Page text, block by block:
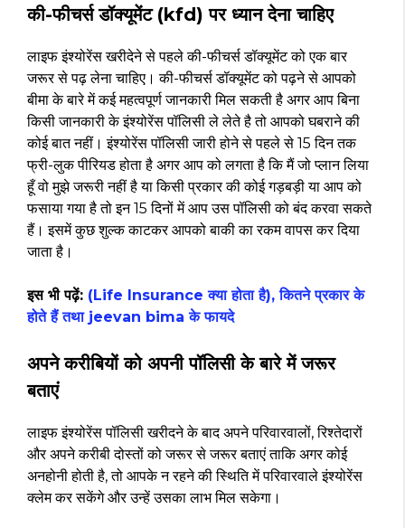
की-फीचर्स डॉक्यूमेंट (kfd) पर ध्यान देना चाहिए
लाइफ इंश्योरेंस खरीदेने से पहले की-फीचर्स डॉक्यूमेंट को एक बार
जरूर से पढ़ लेना चाहिए। की-फीचर्स डॉक्यूमेंट को पढ़ने से आपको
बीमा के बारे में कई महत्वपूर्ण जानकारी मिल सकती है अगर आप बिना
किसी जानकारी के इंश्योरेंस पॉलिसी ले लेते है तो आपको घबराने की
कोई बात नहीं। इंश्योरेंस पॉलिसी जारी होने से पहले से 15 दिन तक
फ्री-लुक पीरियड होता है अगर आप को लगता है कि मैं जो प्लान लिया
हूँ वो मुझे जरूरी नहीं है या किसी प्रकार की कोई गड़बड़ी या आप को
फसाया गया है तो इन 15 दिनों में आप उस पॉलिसी को बंद करवा सकते
हैं। इसमें कुछ शुल्क काटकर आपको बाकी का रकम वापस कर दिया
जाता है।
इस भी पढ़ें: (Life Insurance क्या होता है), कितने प्रकार के
होते हैं तथा jeevan bima के फायदे
अपने करीबियों को अपनी पॉलिसी के बारे में जरूर
बताएं
लाइफ इंश्योरेंस पॉलिसी खरीदने के बाद अपने परिवारवालों, रिश्तेदारों
और अपने करीबी दोस्तों को जरूर से जरूर बताएं ताकि अगर कोई
अनहोनी होती है, तो आपके न रहने की स्थिति में परिवारवाले इंश्योरेंस
क्लेम कर सकेंगे और उन्हें उसका लाभ मिल सकेगा।